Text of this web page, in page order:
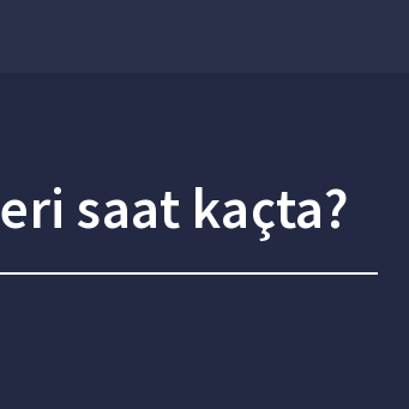
saat kaçta?